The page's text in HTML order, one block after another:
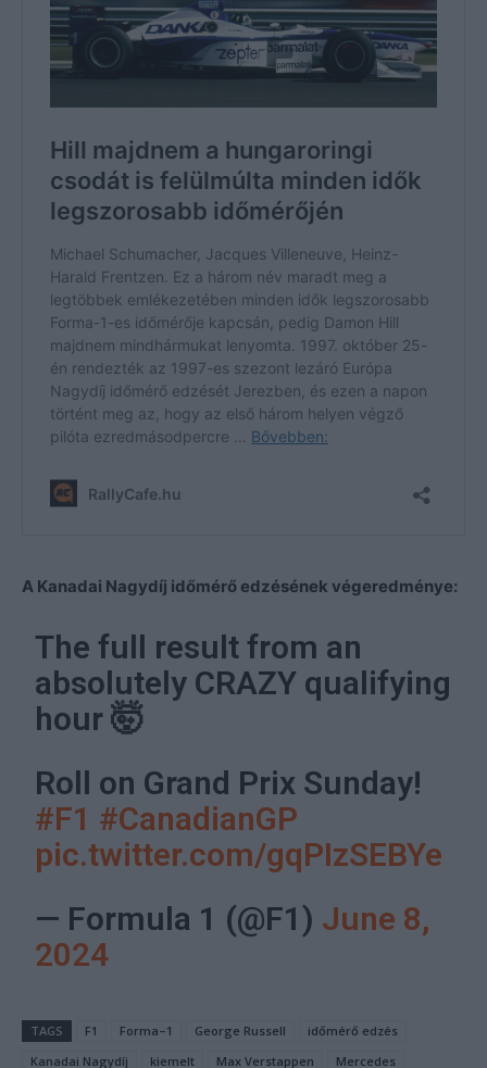
A Kanadai Nagydíj időmérő edzésének végeredménye:
The full result from an
absolutely CRAZY qualifying
hour 🤯
Roll on Grand Prix Sunday!
#F1 #CanadianGP
pic.twitter.com/gqPIzSEBYe
— Formula 1 (@F1) June 8,
2024
TAGS F1 Forma–1 George Russell
időmérő edzés
Kanadai Nagydíj
kiemelt Max Verstappen Mercedes